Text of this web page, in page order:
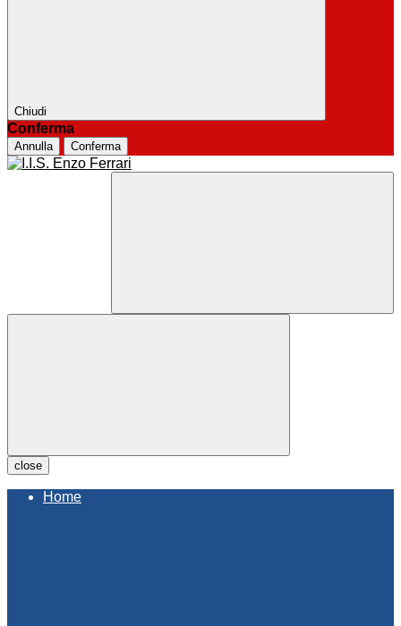
Chiudi
Conferma
Annulla Conferma
close
Home